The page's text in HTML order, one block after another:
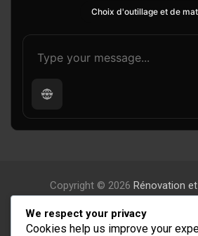
Choix d'outillage et de
Copyright © 2026 Rénovation
Fièrement propulsé par :
We respect your privacy
Cookies help us improve your